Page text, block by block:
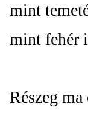
mint
mint fehér
Részeg